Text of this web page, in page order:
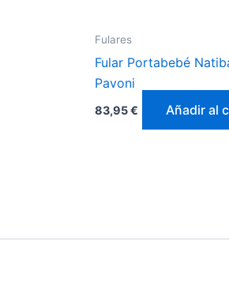
Fulares
Fular Portabebé
Pavoni
83,95€ Añadir al